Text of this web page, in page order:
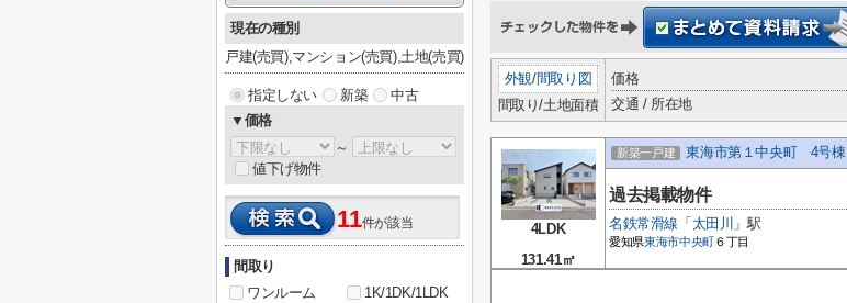
外観/間取り図
間取り/土地面積
価格
交通 / 所在地
4LDK
131.41㎡
新築一戸建 東海市第１中央町 4号棟
過去掲載物件
名鉄常滑線 「 太田川 」駅
愛知県東海市中央町 ６丁目
現在の種別
戸建(売買),マンション(売買),土地(売買)
指定しない 新築
中古
▼価格
～
値下げ物件
11件が該当
間取り
ワンルーム
1K/1DK/1LDK